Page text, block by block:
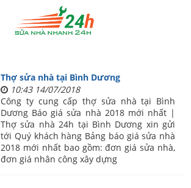
Thợ sửa nhà tại Bình Dương
10:43 14/07/2018
Công ty cung cấp thợ sửa nhà tại Bình
Dương Báo giá sửa nhà 2018 mới nhất |
Thợ sửa nhà 24h tại Bình Dương xin gửi
tới Quý khách hàng Bảng báo giá sửa nhà
2018 mới nhất bao gồm: đơn giá sửa nhà,
đơn giá nhân công xây dựng